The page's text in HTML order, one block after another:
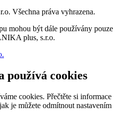
Všechna práva vyhrazena.
mohou být dále používány pouze
plus, s.r.o.
používá cookies
cookies. Přečtěte si informace
je můžete odmítnout nastavením